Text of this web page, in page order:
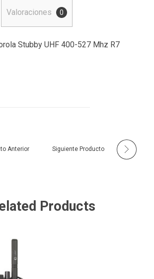
Valoraciones 0
Stubby UHF 400-527 Mhz R7
Anterior Siguiente Producto
Products